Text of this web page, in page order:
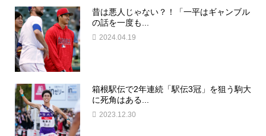
昔は悪人じゃない？！「一平はギャンブル
の話を一度も...
2024.04.19
箱根駅伝で2年連続「駅伝3冠」を狙う駒大
に死角はある...
2023.12.30